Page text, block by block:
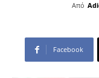
Από
Facebook